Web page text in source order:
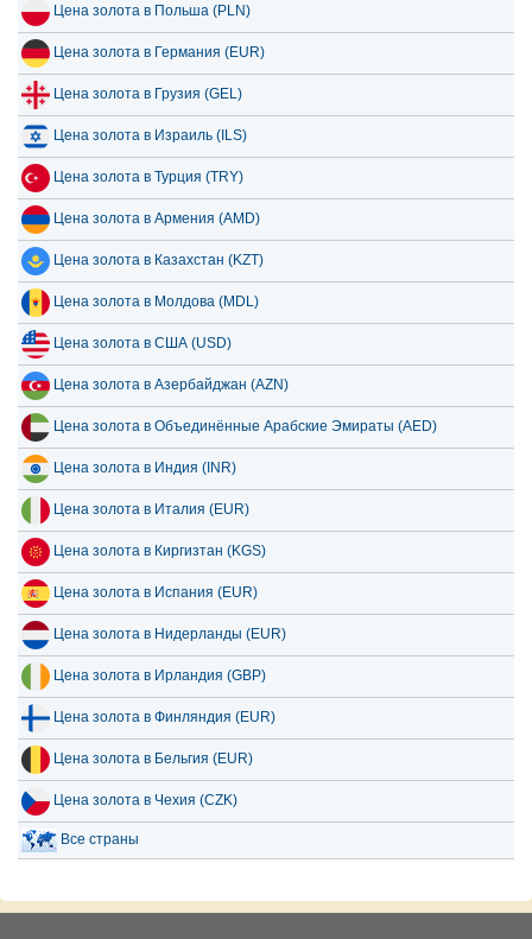
Цена золота в Польша (PLN)
Цена золота в Германия (EUR)
Цена золота в Грузия (GEL)
Цена золота в Израиль (ILS)
Цена золота в Турция (TRY)
Цена золота в Армения (AMD)
Цена золота в Казахстан (KZT)
Цена золота в Молдова (MDL)
Цена золота в США (USD)
Цена золота в Азербайджан (AZN)
Цена золота в Объединённые Арабские Эмираты (AED)
Цена золота в Индия (INR)
Цена золота в Италия (EUR)
Цена золота в Киргизтан (KGS)
Цена золота в Испания (EUR)
Цена золота в Нидерланды (EUR)
Цена золота в Ирландия (GBP)
Цена золота в Финляндия (EUR)
Цена золота в Бельгия (EUR)
Цена золота в Чехия (CZK)
Все страны